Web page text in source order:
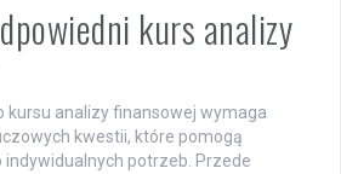
kurs analizy
kursu analizy finansowej wymaga
kwestii, które pomogą
potrzeb. Przede